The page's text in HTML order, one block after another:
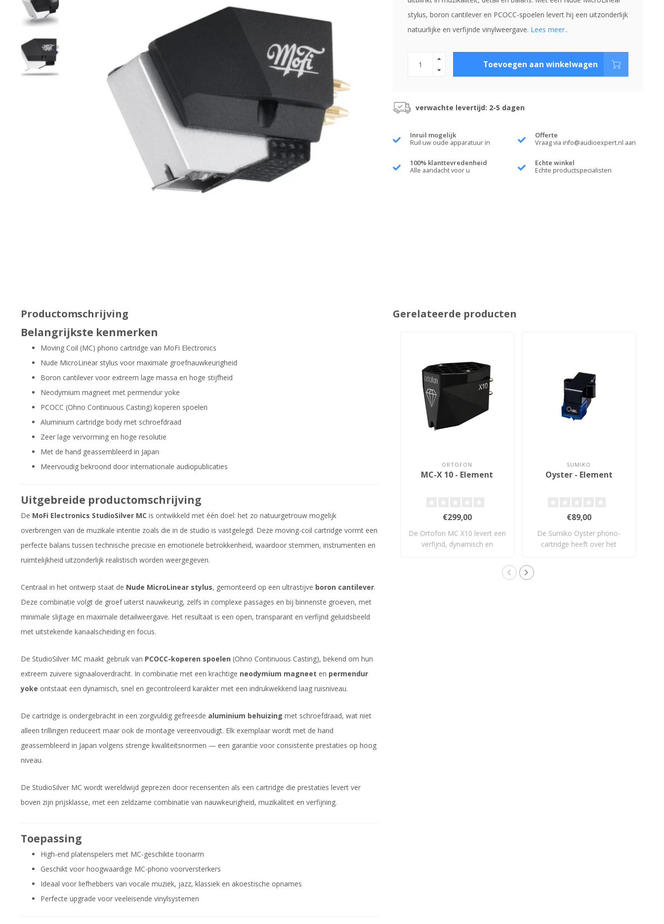
stylus, boron cantilever en PCOCC-spoelen levert hij een uitzonderlijk
natuurlijke en verfijnde vinylweergave. Lees meer..
Toevoegen aan winkelwagen
verwachte levertijd: 2-5 dagen
Inruil mogelijk
Ruil uw oude apparatuur in
Offerte
Vraag via info@audioexpert.nl aan
100% klanttevredenheid
Alle aandacht voor u
Echte winkel
Echte productspecialisten
Productomschrijving
Belangrijkste kenmerken
Moving Coil (MC) phono cartridge van MoFi Electronics
Nude MicroLinear stylus voor maximale groefnauwkeurigheid
Boron cantilever voor extreem lage massa en hoge stijfheid
Neodymium magneet met permendur yoke
PCOCC (Ohno Continuous Casting) koperen spoelen
Aluminium cartridge body met schroefdraad
Zeer lage vervorming en hoge resolutie
Met de hand geassembleerd in Japan
Meervoudig bekroond door internationale audiopublicaties
Uitgebreide productomschrijving
De MoFi Electronics StudioSilver MC is ontwikkeld met één doel: het zo natuurgetrouw mogelijk
overbrengen van de muzikale intentie zoals die in de studio is vastgelegd. Deze moving-coil cartridge vormt een
perfecte balans tussen technische precisie en emotionele betrokkenheid, waardoor stemmen, instrumenten en
ruimtelijkheid uitzonderlijk realistisch worden weergegeven.
Centraal in het ontwerp staat de Nude MicroLinear stylus, gemonteerd op een ultrastijve boron cantilever.
Deze combinatie volgt de groef uiterst nauwkeurig, zelfs in complexe passages en bij binnenste groeven, met
minimale slijtage en maximale detailweergave. Het resultaat is een open, transparant en verfijnd geluidsbeeld
met uitstekende kanaalscheiding en focus.
De StudioSilver MC maakt gebruik van PCOCC-koperen spoelen (Ohno Continuous Casting), bekend om hun
extreem zuivere signaaloverdracht. In combinatie met een krachtige neodymium magneet en permendur
yoke ontstaat een dynamisch, snel en gecontroleerd karakter met een indrukwekkend laag ruisniveau.
De cartridge is ondergebracht in een zorgvuldig gefreesde aluminium behuizing met schroefdraad, wat niet
alleen trillingen reduceert maar ook de montage vereenvoudigt. Elk exemplaar wordt met de hand
geassembleerd in Japan volgens strenge kwaliteitsnormen — een garantie voor consistente prestaties op hoog
niveau.
De StudioSilver MC wordt wereldwijd geprezen door recensenten als een cartridge die prestaties levert ver
boven zijn prijsklasse, met een zeldzame combinatie van nauwkeurigheid, muzikaliteit en verfijning.
Toepassing
High-end platenspelers met MC-geschikte toonarm
Geschikt voor hoogwaardige MC-phono voorversterkers
Ideaal voor liefhebbers van vocale muziek, jazz, klassiek en akoestische opnames
Perfecte upgrade voor veeleisende vinylsystemen
Gerelateerde producten
ORTOFON
MC-X 10 - Element
€299,00
De Ortofon MC X10 levert een
verfijnd, dynamisch en
SUMIKO
Oyster - Element
€89,00
De Sumiko Oyster phono-
cartridge heeft over het